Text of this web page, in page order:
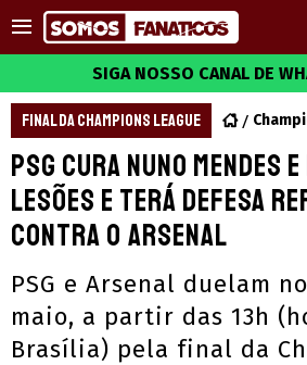
SIGA NOSSO CANAL DE
FINAL DA CHAMPIONS LEAGUE
PSG cura Nuno Mendes
lesões e terá defesa
contra o Arsenal
PSG e Arsenal duelam
maio, a partir das 13h
Brasília) pela final da